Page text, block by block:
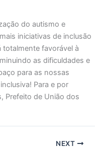
do autismo e
iniciativas de inclusão
totalmente favorável à
as dificuldades e
para as nossas
Para e por
Prefeito de União dos
NEXT